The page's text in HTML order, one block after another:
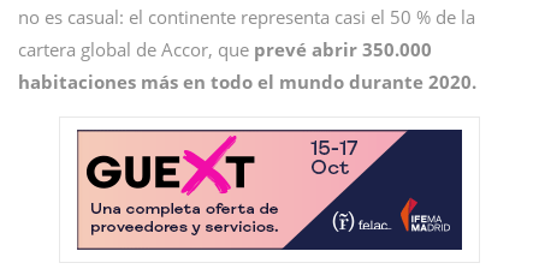
no es casual: el continente representa casi el 50 % de la
cartera global de Accor, que prevé abrir 350.000
habitaciones más en todo el mundo durante 2020.